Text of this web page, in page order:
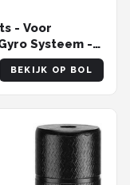
- Voor
Systeem -
in de
BEKIJK OP BOL